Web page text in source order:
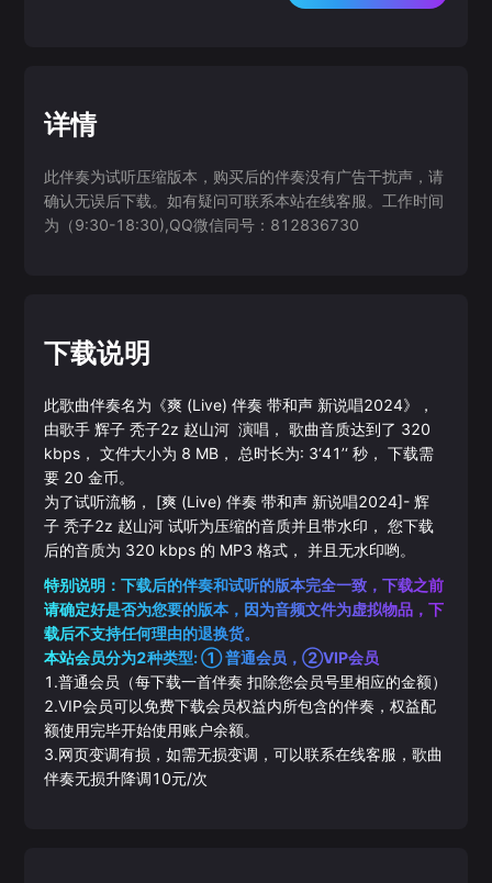
详情
此伴奏为试听压缩版本，购买后的伴奏没有广告干扰声，请
确认无误后下载。如有疑问可联系本站在线客服。工作时间
为（9:30-18:30),QQ微信同号：812836730
下载说明
此歌曲伴奏名为《爽 (Live) 伴奏 带和声 新说唱2024》，
由歌手 辉子 秃子2z 赵山河 演唱， 歌曲音质达到了 320
kbps， 文件大小为 8 MB， 总时长为: 3‘41’‘秒， 下载需
要 20 金币。
为了试听流畅， [爽 (Live) 伴奏 带和声 新说唱2024]- 辉
子 秃子2z 赵山河 试听为压缩的音质并且带水印， 您下载
后的音质为 320 kbps 的 MP3 格式， 并且无水印哟。
特别说明：下载后的伴奏和试听的版本完全一致，下载之前
请确定好是否为您要的版本，因为音频文件为虚拟物品，下
载后不支持任何理由的退换货。
本站会员分为2种类型: ① 普通会员，②VIP会员
1.普通会员（每下载一首伴奏 扣除您会员号里相应的金额）
2.VIP会员可以免费下载会员权益内所包含的伴奏，权益配
额使用完毕开始使用账户余额。
3.网页变调有损，如需无损变调，可以联系在线客服，歌曲
伴奏无损升降调10元/次